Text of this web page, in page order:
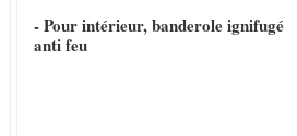
- Pour intérieur, banderole ignifugé
anti feu